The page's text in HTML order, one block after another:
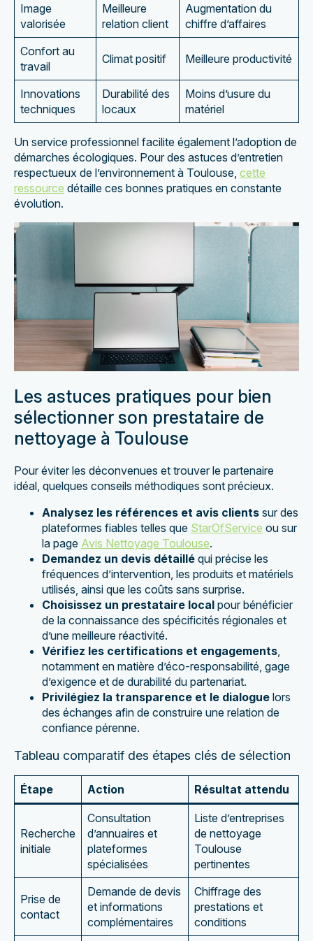
Image
valorisée
Meilleure
relation client
Augmentation du
chiffre d’affaires
Confort au
travail
Climat positif Meilleure productivité
Innovations
techniques
Durabilité des
locaux
Moins d’usure du
matériel
Un service professionnel facilite également l’adoption de
démarches écologiques. Pour des astuces d’entretien
respectueux de l’environnement à Toulouse, cette
ressource détaille ces bonnes pratiques en constante
évolution.
Les astuces pratiques pour bien
sélectionner son prestataire de
nettoyage à Toulouse
Pour éviter les déconvenues et trouver le partenaire
idéal, quelques conseils méthodiques sont précieux.
Analysez les références et avis clients sur des
plateformes fiables telles que StarOfService ou sur
la page Avis Nettoyage Toulouse.
Demandez un devis détaillé qui précise les
fréquences d’intervention, les produits et matériels
utilisés, ainsi que les coûts sans surprise.
Choisissez un prestataire local pour bénéficier
de la connaissance des spécificités régionales et
d’une meilleure réactivité.
Vérifiez les certifications et engagements,
notamment en matière d’éco-responsabilité, gage
d’exigence et de durabilité du partenariat.
Privilégiez la transparence et le dialogue lors
des échanges afin de construire une relation de
confiance pérenne.
Tableau comparatif des étapes clés de sélection
Étape Action Résultat attendu
Recherche
initiale
Consultation
d’annuaires et
plateformes
spécialisées
Liste d’entreprises
de nettoyage
Toulouse
pertinentes
Prise de
contact
Demande de devis
et informations
complémentaires
Chiffrage des
prestations et
conditions